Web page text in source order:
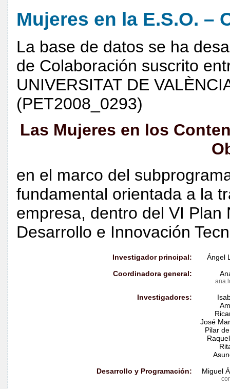
Mujeres en la E.S.O. –
La base de datos se ha
de Colaboración suscrito
UNIVERSITAT DE
(PET2008_0293)
Las Mujeres en los
en el marco del
fundamental orientada a la
empresa, dentro del VI
Desarrollo e Innovación
Investigador principal:
Ángel
Coordinadora general:
Investigadores:
José
Pilar
Desarrollo y Programación:
Miguel